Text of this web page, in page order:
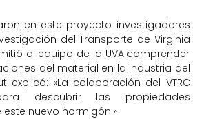
en este proyecto investigadores
del Transporte de Virginia
al equipo de la UVA comprender
del material en la industria del
explicó: «La colaboración del VTRC
descubrir las propiedades
nuevo hormigón.»